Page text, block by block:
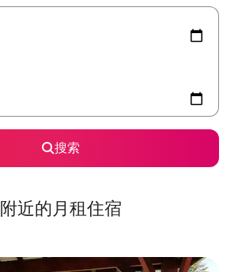
搜索
附近的月租住宿